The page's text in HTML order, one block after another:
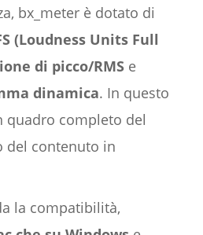
bx_meter è dotato di
(Loudness Units Full
di picco/RMSe
dinamica. In questo
quadro completo del
del contenuto in
la compatibilità,